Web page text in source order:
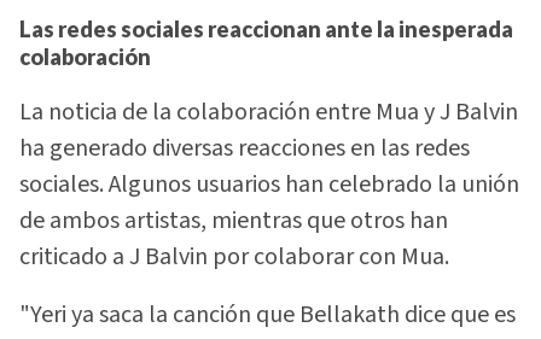
Las redes sociales reaccionan ante la inesperada
colaboración
La noticia de la colaboración entre Mua y J Balvin
ha generado diversas reacciones en las redes
sociales. Algunos usuarios han celebrado la unión
de ambos artistas, mientras que otros han
criticado a J Balvin por colaborar con Mua.
"Yeri ya saca la canción que Bellakath dice que es